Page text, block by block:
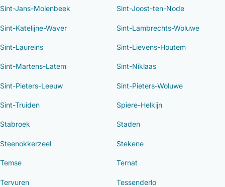
Sint-Jans-Molenbeek Sint-Joost-ten-Node
Sint-Katelijne-Waver Sint-Lambrechts-Woluwe
Sint-Laureins Sint-Lievens-Houtem
Sint-Martens-Latem Sint-Niklaas
Sint-Pieters-Leeuw Sint-Pieters-Woluwe
Sint-Truiden Spiere-Helkijn
Stabroek Staden
Steenokkerzeel Stekene
Temse Ternat
Tervuren Tessenderlo